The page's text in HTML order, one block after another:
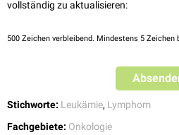
vollständig zu aktualisieren:
500 Zeichen verbleibend. Mindestens 5 Zeichen
Stichworte: Leukämie, Lymphom
Fachgebiete: Onkologie